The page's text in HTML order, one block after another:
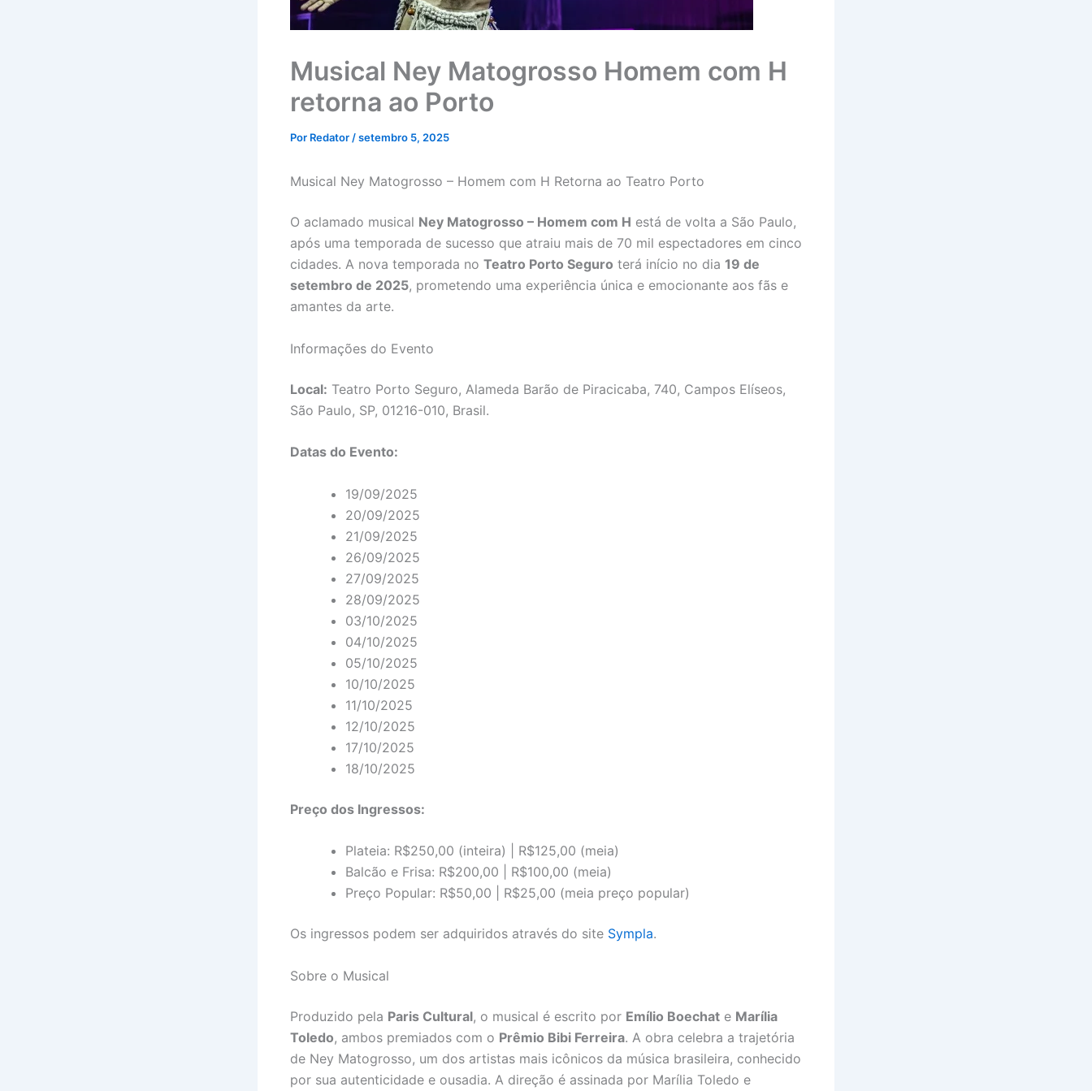
Musical Ney Matogrosso Homem com H
retorna ao Porto
Por Redator /setembro 5, 2025
Musical Ney Matogrosso – Homem com H Retorna ao Teatro Porto
O aclamado musical Ney Matogrosso – Homem com H está de volta a São Paulo,
após uma temporada de sucesso que atraiu mais de 70 mil espectadores em cinco
cidades. A nova temporada no Teatro Porto Seguro terá início no dia 19 de
setembro de 2025, prometendo uma experiência única e emocionante aos fãs e
amantes da arte.
Informações do Evento
Local: Teatro Porto Seguro, Alameda Barão de Piracicaba, 740, Campos Elíseos,
São Paulo, SP, 01216-010, Brasil.
Datas do Evento:
19/09/2025
20/09/2025
21/09/2025
26/09/2025
27/09/2025
28/09/2025
03/10/2025
04/10/2025
05/10/2025
10/10/2025
11/10/2025
12/10/2025
17/10/2025
18/10/2025
Preço dos Ingressos:
Plateia: R$250,00 (inteira) | R$125,00 (meia)
Balcão e Frisa: R$200,00 | R$100,00 (meia)
Preço Popular: R$50,00 | R$25,00 (meia preço popular)
Os ingressos podem ser adquiridos através do site Sympla.
Sobre o Musical
Produzido pela Paris Cultural, o musical é escrito por Emílio Boechat e Marília
Toledo, ambos premiados com o Prêmio Bibi Ferreira. A obra celebra a trajetória
de Ney Matogrosso, um dos artistas mais icônicos da música brasileira, conhecido
por sua autenticidade e ousadia. A direção é assinada por Marília Toledo e